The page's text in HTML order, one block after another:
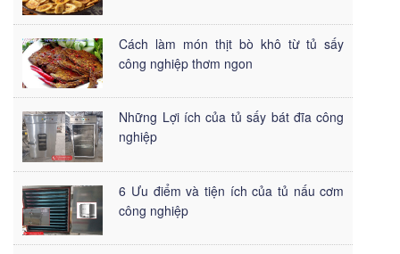
Cách làm món thịt bò khô từ tủ sấy
công nghiệp thơm ngon
Những Lợi ích của tủ sấy bát đĩa công
nghiệp
6 Ưu điểm và tiện ích của tủ nấu cơm
công nghiệp